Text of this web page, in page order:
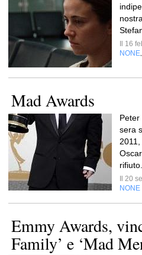
Il 16
NONE
Mad Awards
Peter
sera
Il 20
NONE
Emmy Awards,
Family’ e ‘Mad